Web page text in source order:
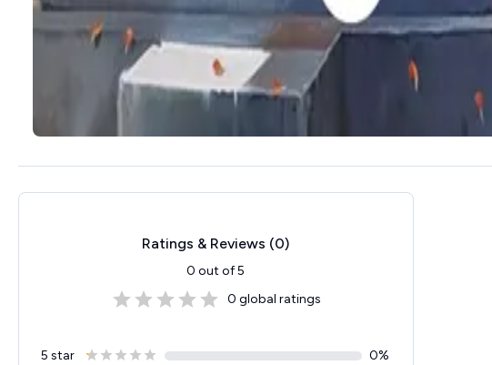
Ratings & Reviews (0)
0 out of 5
0 global ratings
5 star 0%